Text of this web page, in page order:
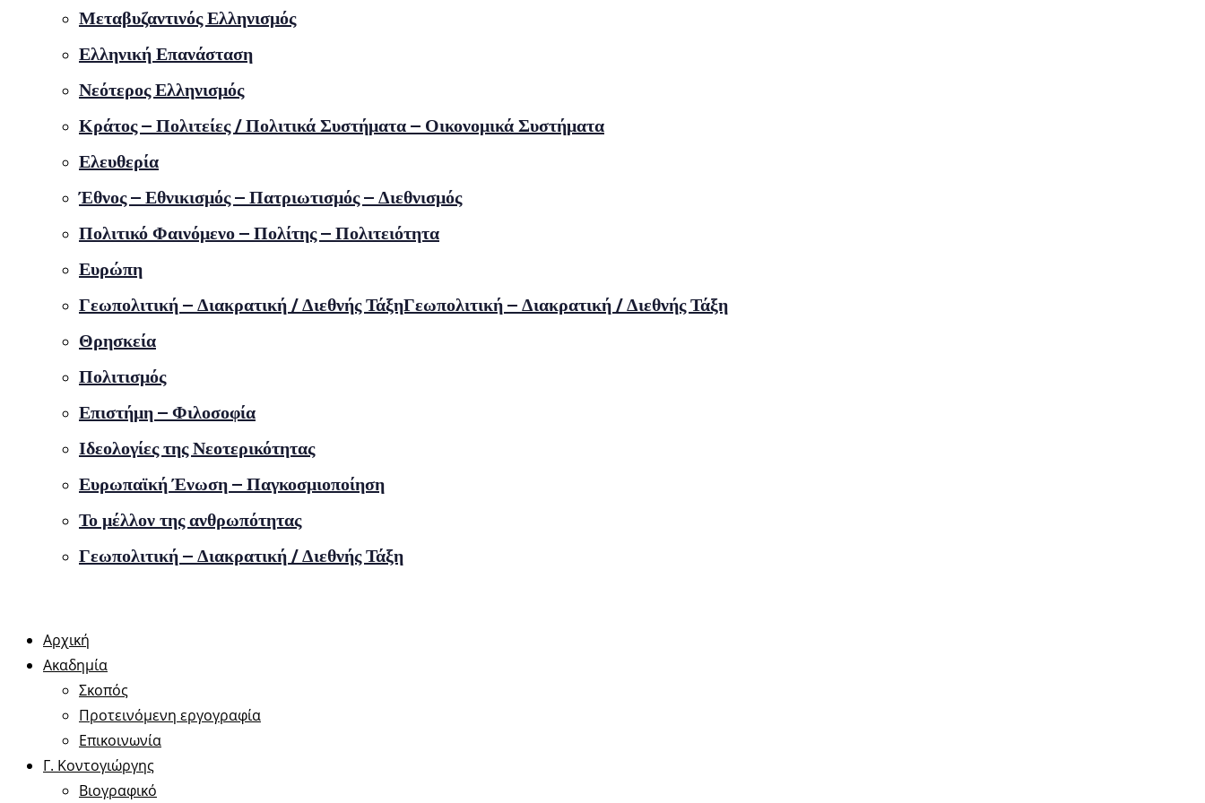
Μεταβυζαντινός Ελληνισμός
Ελληνική Επανάσταση
Νεότερος Ελληνισμός
Κράτος – Πολιτείες / Πολιτικά Συστήματα – Οικονομικά Συστήματα
Ελευθερία
Έθνος – Εθνικισμός – Πατριωτισμός – Διεθνισμός
Πολιτικό Φαινόμενο – Πολίτης – Πολιτειότητα
Ευρώπη
Γεωπολιτική – Διακρατική / Διεθνής ΤάξηΓεωπολιτική – Διακρατική / Διεθνής Τάξη
Θρησκεία
Πολιτισμός
Επιστήμη – Φιλοσοφία
Ιδεολογίες της Νεοτερικότητας
Ευρωπαϊκή Ένωση – Παγκοσμιοποίηση
Το μέλλον της ανθρωπότητας
Γεωπολιτική – Διακρατική / Διεθνής Τάξη
Αρχική
Ακαδημία
Σκοπός
Προτεινόμενη εργογραφία
Επικοινωνία
Γ. Κοντογιώργης
Βιογραφικό